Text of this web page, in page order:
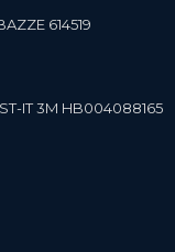
614519
IT 3M HB004088165